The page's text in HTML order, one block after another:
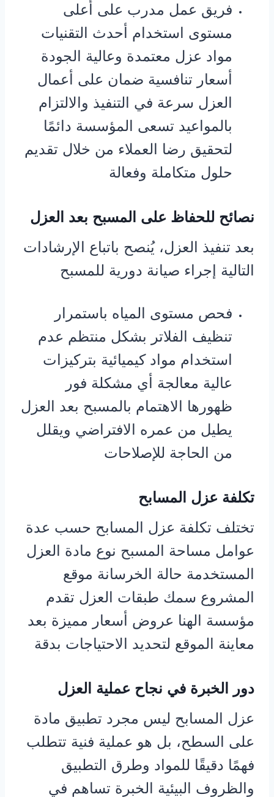
فريق عمل مدرب على أعلى
مستوى استخدام أحدث التقنيات
مواد عزل معتمدة وعالية الجودة
أسعار تنافسية ضمان على أعمال
العزل سرعة في التنفيذ والالتزام
بالمواعيد تسعى المؤسسة دائمًا
لتحقيق رضا العملاء من خلال تقديم
حلول متكاملة وفعالة
نصائح للحفاظ على المسبح بعد العزل
بعد تنفيذ العزل، يُنصح باتباع الإرشادات
التالية إجراء صيانة دورية للمسبح
فحص مستوى المياه باستمرار
تنظيف الفلاتر بشكل منتظم عدم
استخدام مواد كيميائية بتركيزات
عالية معالجة أي مشكلة فور
ظهورها الاهتمام بالمسبح بعد العزل
يطيل من عمره الافتراضي ويقلل
من الحاجة للإصلاحات
تكلفة عزل المسابح
تختلف تكلفة عزل المسابح حسب عدة
عوامل مساحة المسبح نوع مادة العزل
المستخدمة حالة الخرسانة موقع
المشروع سمك طبقات العزل تقدم
مؤسسة الهنا عروض أسعار مميزة بعد
معاينة الموقع لتحديد الاحتياجات بدقة
دور الخبرة في نجاح عملية العزل
عزل المسابح ليس مجرد تطبيق مادة
على السطح، بل هو عملية فنية تتطلب
فهمًا دقيقًا للمواد وطرق التطبيق
والظروف البيئية الخبرة تساهم في